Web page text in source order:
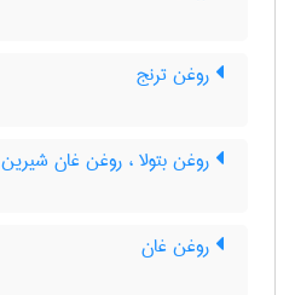
روغن ترنج
روغن بتولا ، روغن غان شیرین
روغن غان